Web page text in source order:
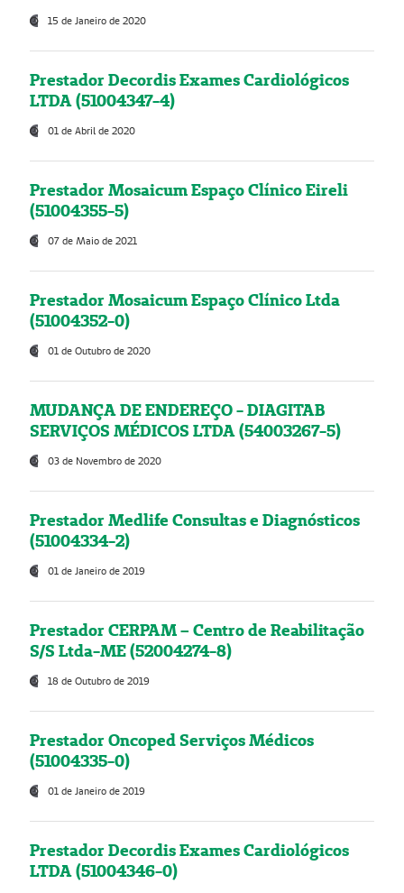
15 de Janeiro de 2020
Prestador Decordis Exames Cardiológicos
LTDA (51004347-4)
01 de Abril de 2020
Prestador Mosaicum Espaço Clínico Eireli
(51004355-5)
07 de Maio de 2021
Prestador Mosaicum Espaço Clínico Ltda
(51004352-0)
01 de Outubro de 2020
MUDANÇA DE ENDEREÇO - DIAGITAB
SERVIÇOS MÉDICOS LTDA (54003267-5)
03 de Novembro de 2020
Prestador Medlife Consultas e Diagnósticos
(51004334-2)
01 de Janeiro de 2019
Prestador CERPAM – Centro de Reabilitação
S/S Ltda-ME (52004274-8)
18 de Outubro de 2019
Prestador Oncoped Serviços Médicos
(51004335-0)
01 de Janeiro de 2019
Prestador Decordis Exames Cardiológicos
LTDA (51004346-0)